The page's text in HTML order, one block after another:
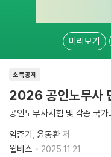
미리보기
소득공제
2026 공인노무사
공인노무사시험 및 각종 국가
임준기 윤동환저
윌비스
2025.11.21.